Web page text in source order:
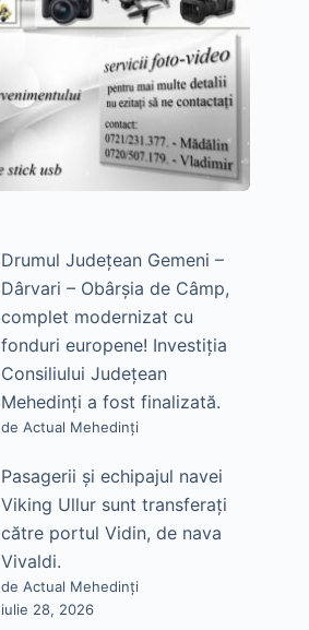
Drumul Județean Gemeni –
Dârvari – Obârșia de Câmp,
complet modernizat cu
fonduri europene! Investiția
Consiliului Județean
Mehedinți a fost finalizată.
de Actual Mehedinți
Pasagerii și echipajul navei
Viking Ullur sunt transferați
către portul Vidin, de nava
Vivaldi.
de Actual Mehedinți
iulie 28, 2026